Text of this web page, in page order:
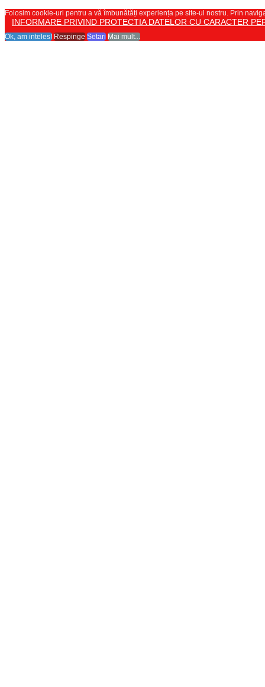
Folosim cookie-uri pentru a vă îmbunătăți experiența pe site-ul nostru. Prin
INFORMARE PRIVIND PROTECTIA DATELOR CU CARACTER
Ok, am inteles! Respinge Setari Mai mult...